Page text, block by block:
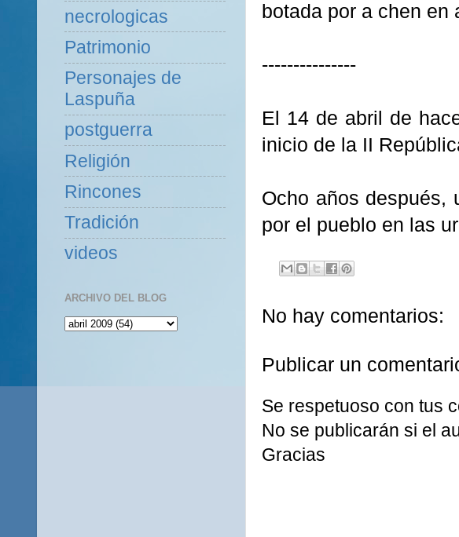
botada por a chen en
---------------
El 14 de abril de
inicio de la II
Ocho años después,
por el pueblo en las
No hay comentarios:
Publicar un
Se respetuoso con tus
No se publicarán si el
Gracias
necrologicas
Patrimonio
Personajes de
Laspuña
postguerra
Religión
Rincones
Tradición
videos
ARCHIVO DEL BLOG